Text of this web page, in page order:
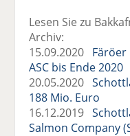
Lesen Sie zu
Archiv:
15.09.2020 Färöer
ASC bis Ende 2020
20.05.2020
188 Mio. Euro
16.12.2019
Salmon Company